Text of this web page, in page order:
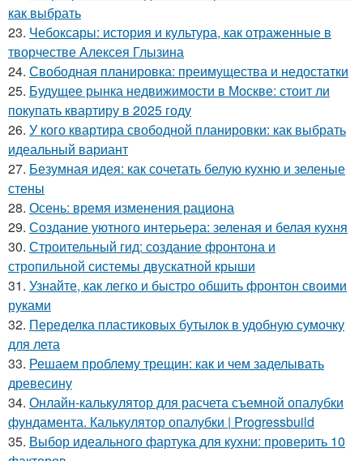
как выбрать
23. Чебоксары: история и культура, как отраженные в
творчестве Алексея Глызина
24. Свободная планировка: преимущества и недостатки
25. Будущее рынка недвижимости в Москве: стоит ли
покупать квартиру в 2025 году
26. У кого квартира свободной планировки: как выбрать
идеальный вариант
27. Безумная идея: как сочетать белую кухню и зеленые
стены
28. Осень: время изменения рациона
29. Создание уютного интерьера: зеленая и белая кухня
30. Строительный гид: создание фронтона и
стропильной системы двускатной крыши
31. Узнайте, как легко и быстро обшить фронтон своими
руками
32. Переделка пластиковых бутылок в удобную сумочку
для лета
33. Решаем проблему трещин: как и чем заделывать
древесину
34. Онлайн-калькулятор для расчета съемной опалубки
фундамента. Калькулятор опалубки | Progressbuild
35. Выбор идеального фартука для кухни: проверить 10